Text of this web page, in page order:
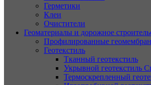
Герметики
Клеи
Очистители
Геоматериалы и дорожное
Профилированные
Геотекстиль
Тканный геотекстиль
Укрывной геотекстиль
Термоскрепленный